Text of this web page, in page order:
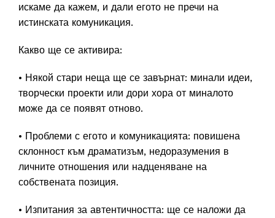
искаме да кажем, и дали егото не пречи на
истинската комуникация.
Какво ще се активира:
• Някой стари неща ще се завърнат: минали идеи,
творчески проекти или дори хора от миналото
може да се появят отново.
• Проблеми с егото и комуникацията: повишена
склонност към драматизъм, недоразумения в
личните отношения или надценяване на
собствената позиция.
• Изпитания за автентичността: ще се наложи да